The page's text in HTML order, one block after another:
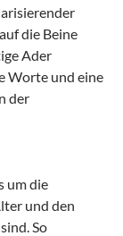
die Beine
Ader
Worte und eine
der
um die
und den
So